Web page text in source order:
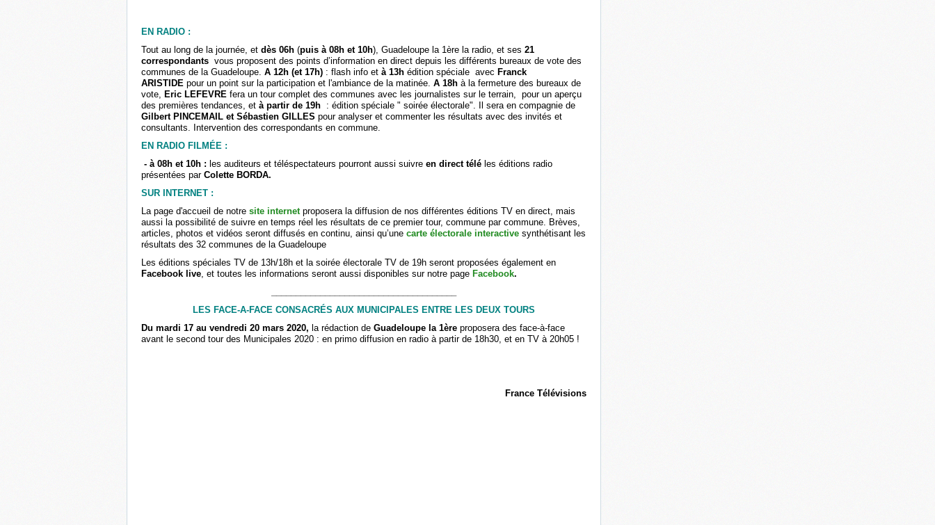
EN RADIO :
Tout au long de la journée, et dès 06h (puis à 08h et 10h), Guadeloupe la 1ère la radio, et ses 21
correspondants vous proposent des points d’information en direct depuis les différents bureaux de vote des
communes de la Guadeloupe. A 12h (et 17h) : flash info et à 13h édition spéciale avec Franck
ARISTIDE pour un point sur la participation et l'ambiance de la matinée. A 18h à la fermeture des bureaux de
vote, Eric LEFEVRE fera un tour complet des communes avec les journalistes sur le terrain, pour un aperçu
des premières tendances, et à partir de 19h : édition spéciale " soirée électorale". Il sera en compagnie de
Gilbert PINCEMAIL et Sébastien GILLES pour analyser et commenter les résultats avec des invités et
consultants. Intervention des correspondants en commune.
EN RADIO FILMÉE :
- à 08h et 10h : les auditeurs et téléspectateurs pourront aussi suivre en direct télé les éditions radio
présentées par Colette BORDA.
SUR INTERNET :
La page d'accueil de notre site internet proposera la diffusion de nos différentes éditions TV en direct, mais
aussi la possibilité de suivre en temps réel les résultats de ce premier tour, commune par commune. Brèves,
articles, photos et vidéos seront diffusés en continu, ainsi qu’une carte électorale interactive synthétisant les
résultats des 32 communes de la Guadeloupe
Les éditions spéciales TV de 13h/18h et la soirée électorale TV de 19h seront proposées également en
Facebook live, et toutes les informations seront aussi disponibles sur notre page Facebook.
LES FACE-A-FACE CONSACRÉS AUX MUNICIPALES ENTRE LES DEUX TOURS
Du mardi 17 au vendredi 20 mars 2020, la rédaction de Guadeloupe la 1ère proposera des face-à-face
avant le second tour des Municipales 2020 : en primo diffusion en radio à partir de 18h30, et en TV à 20h05 !
France Télévisions